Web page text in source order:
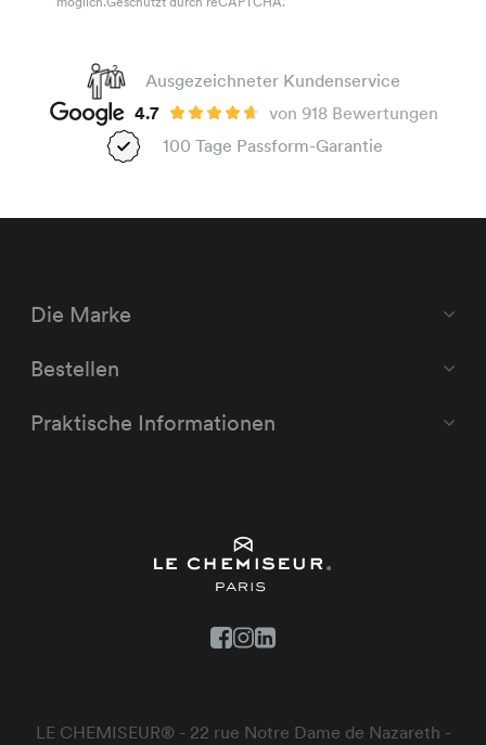
Ausgezeichneter Kundenservice
4.7
von 918 Bewertungen
100 Tage Passform-Garantie
Die Marke
Bestellen
Praktische Informationen
LE CHEMISEUR® - 22 rue Notre Dame de Nazareth -